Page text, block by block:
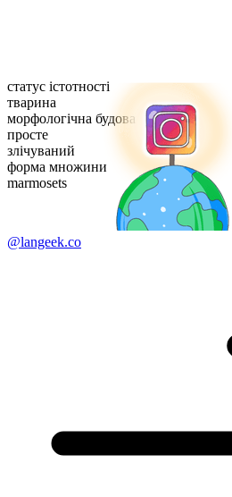
статус істотності
тварина
морфологічна будова
просте
злічуваний
форма множини
marmosets
@langeek.co